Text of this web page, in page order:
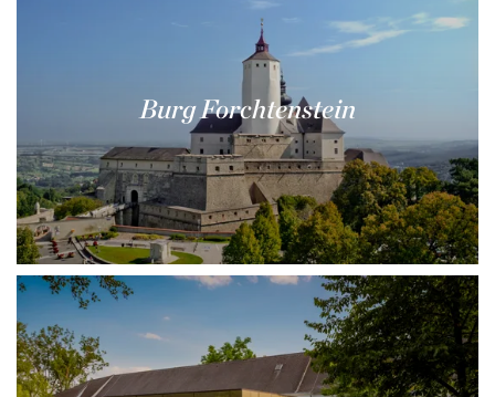
Burg Forchtenstein